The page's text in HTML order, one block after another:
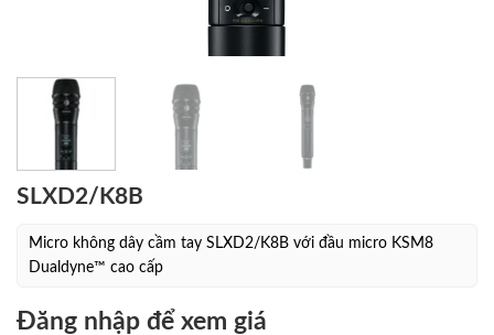
SLXD2/K8B
Micro không dây cầm tay SLXD2/K8B với đầu micro KSM8
Dualdyne™ cao cấp
Đăng nhập để xem giá